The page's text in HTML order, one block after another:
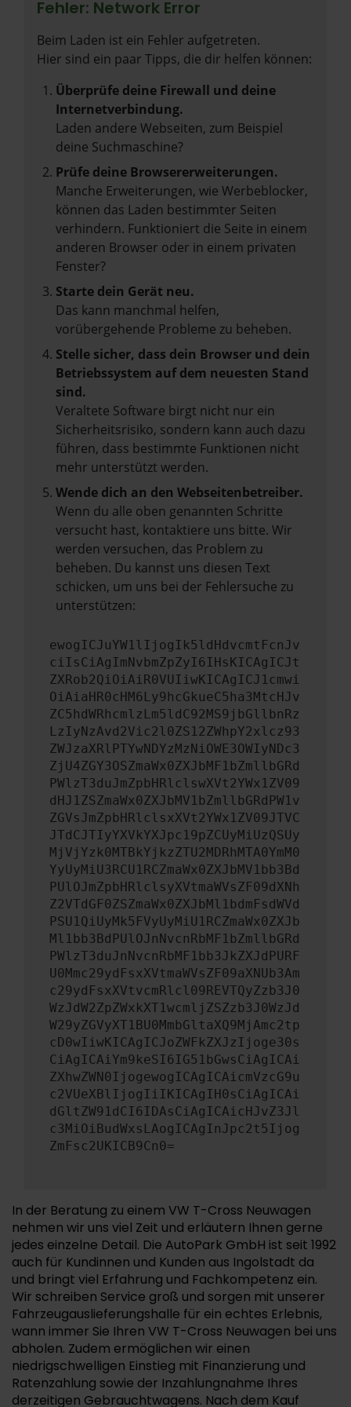
Fehler: Network Error
Beim Laden ist ein Fehler aufgetreten.
Hier sind ein paar Tipps, die dir helfen können:
Überprüfe deine Firewall und deine
Internetverbindung.
Laden andere Webseiten, zum Beispiel
deine Suchmaschine?
Prüfe deine Browsererweiterungen.
Manche Erweiterungen, wie Werbeblocker,
können das Laden bestimmter Seiten
verhindern. Funktioniert die Seite in einem
anderen Browser oder in einem privaten
Fenster?
Starte dein Gerät neu.
Das kann manchmal helfen,
vorübergehende Probleme zu beheben.
Stelle sicher, dass dein Browser und dein
Betriebssystem auf dem neuesten Stand
sind.
Veraltete Software birgt nicht nur ein
Sicherheitsrisiko, sondern kann auch dazu
führen, dass bestimmte Funktionen nicht
mehr unterstützt werden.
Wende dich an den Webseitenbetreiber.
Wenn du alle oben genannten Schritte
versucht hast, kontaktiere uns bitte. Wir
werden versuchen, das Problem zu
beheben. Du kannst uns diesen Text
schicken, um uns bei der Fehlersuche zu
unterstützen:
ewogICJuYW1lIjogIk5ldHdvcmtFcnJv
ciIsCiAgImNvbmZpZyI6IHsKICAgICJt
ZXRob2QiOiAiR0VUIiwKICAgICJ1cmwi
OiAiaHR0cHM6Ly9hcGkueC5ha3MtcHJv
ZC5hdWRhcmlzLm5ldC92MS9jbGllbnRz
LzIyNzAvd2Vic2l0ZS12ZWhpY2xlcz93
ZWJzaXRlPTYwNDYzMzNiOWE3OWIyNDc3
ZjU4ZGY3OSZmaWx0ZXJbMF1bZmllbGRd
PWlzT3duJmZpbHRlclswXVt2YWx1ZV09
dHJ1ZSZmaWx0ZXJbMV1bZmllbGRdPW1v
ZGVsJmZpbHRlclsxXVt2YWx1ZV09JTVC
JTdCJTIyYXVkYXJpc19pZCUyMiUzQSUy
MjVjYzk0MTBkYjkzZTU2MDRhMTA0YmM0
YyUyMiU3RCU1RCZmaWx0ZXJbMV1bb3Bd
PUlOJmZpbHRlclsyXVtmaWVsZF09dXNh
Z2VTdGF0ZSZmaWx0ZXJbMl1bdmFsdWVd
PSU1QiUyMk5FVyUyMiU1RCZmaWx0ZXJb
Ml1bb3BdPUlOJnNvcnRbMF1bZmllbGRd
PWlzT3duJnNvcnRbMF1bb3JkZXJdPURF
U0Mmc29ydFsxXVtmaWVsZF09aXNUb3Am
c29ydFsxXVtvcmRlcl09REVTQyZzb3J0
WzJdW2ZpZWxkXT1wcmljZSZzb3J0WzJd
W29yZGVyXT1BU0MmbGltaXQ9MjAmc2tp
cD0wIiwKICAgICJoZWFkZXJzIjoge30s
CiAgICAiYm9keSI6IG51bGwsCiAgICAi
ZXhwZWN0IjogewogICAgICAicmVzcG9u
c2VUeXBlIjogIiIKICAgIH0sCiAgICAi
dGltZW91dCI6IDAsCiAgICAicHJvZ3Jl
c3MiOiBudWxsLAogICAgInJpc2t5Ijog
ZmFsc2UKICB9Cn0=
In der Beratung zu einem VW T-Cross Neuwagen
nehmen wir uns viel Zeit und erläutern Ihnen gerne
jedes einzelne Detail. Die AutoPark GmbH ist seit 1992
auch für Kundinnen und Kunden aus Ingolstadt da
und bringt viel Erfahrung und Fachkompetenz ein.
Wir schreiben Service groß und sorgen mit unserer
Fahrzeugauslieferungshalle für ein echtes Erlebnis,
wann immer Sie Ihren VW T-Cross Neuwagen bei uns
abholen. Zudem ermöglichen wir einen
niedrigschwelligen Einstieg mit Finanzierung und
Ratenzahlung sowie der Inzahlungnahme Ihres
derzeitigen Gebrauchtwagens. Nach dem Kauf